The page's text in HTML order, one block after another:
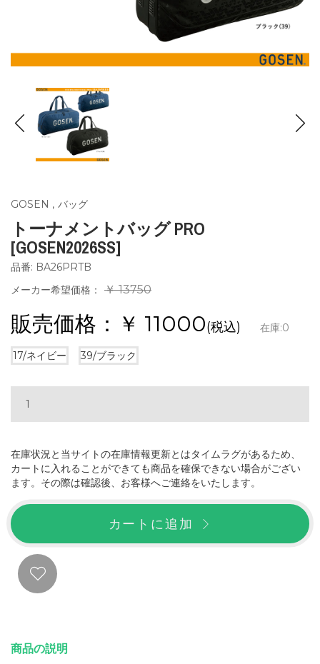
GOSEN , バッグ
トーナメントバッグ PRO
[GOSEN2026SS]
品番: BA26PRTB
メーカー希望価格：
￥ 13750
販売価格：￥ 11000(税込) 在庫:0
17/ネイビー 39/ブラック
在庫状況と当サイトの在庫情報更新とはタイムラグがあるため、
カートに入れることができても商品を確保できない場合がござい
ます。その際は確認後、お客様へご連絡をいたします。
カートに追加
商品の説明